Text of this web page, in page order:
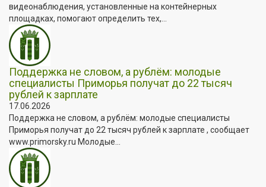
видеонаблюдения, установленные на контейнерных
площадках, помогают определить тех,...
Поддержка не словом, а рублём: молодые
специалисты Приморья получат до 22 тысяч
рублей к зарплате
17.06.2026
Поддержка не словом, а рублём: молодые специалисты
Приморья получат до 22 тысяч рублей к зарплате , сообщает
www.primorsky.ru Молодые...